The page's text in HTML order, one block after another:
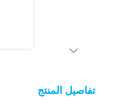
تفاصيل المنتج